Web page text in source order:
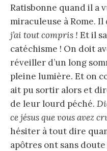
Ratisbonne quand il a
miraculeuse à Rome. Il
j’ai tout compris ! Et il
catéchisme ! On doit
réveiller d’un long
pleine lumière. Et on
ait pu sortir alors et
de leur lourd péché.
ce jésus que vous avez
hésiter à tout dire
apôtres ont sans